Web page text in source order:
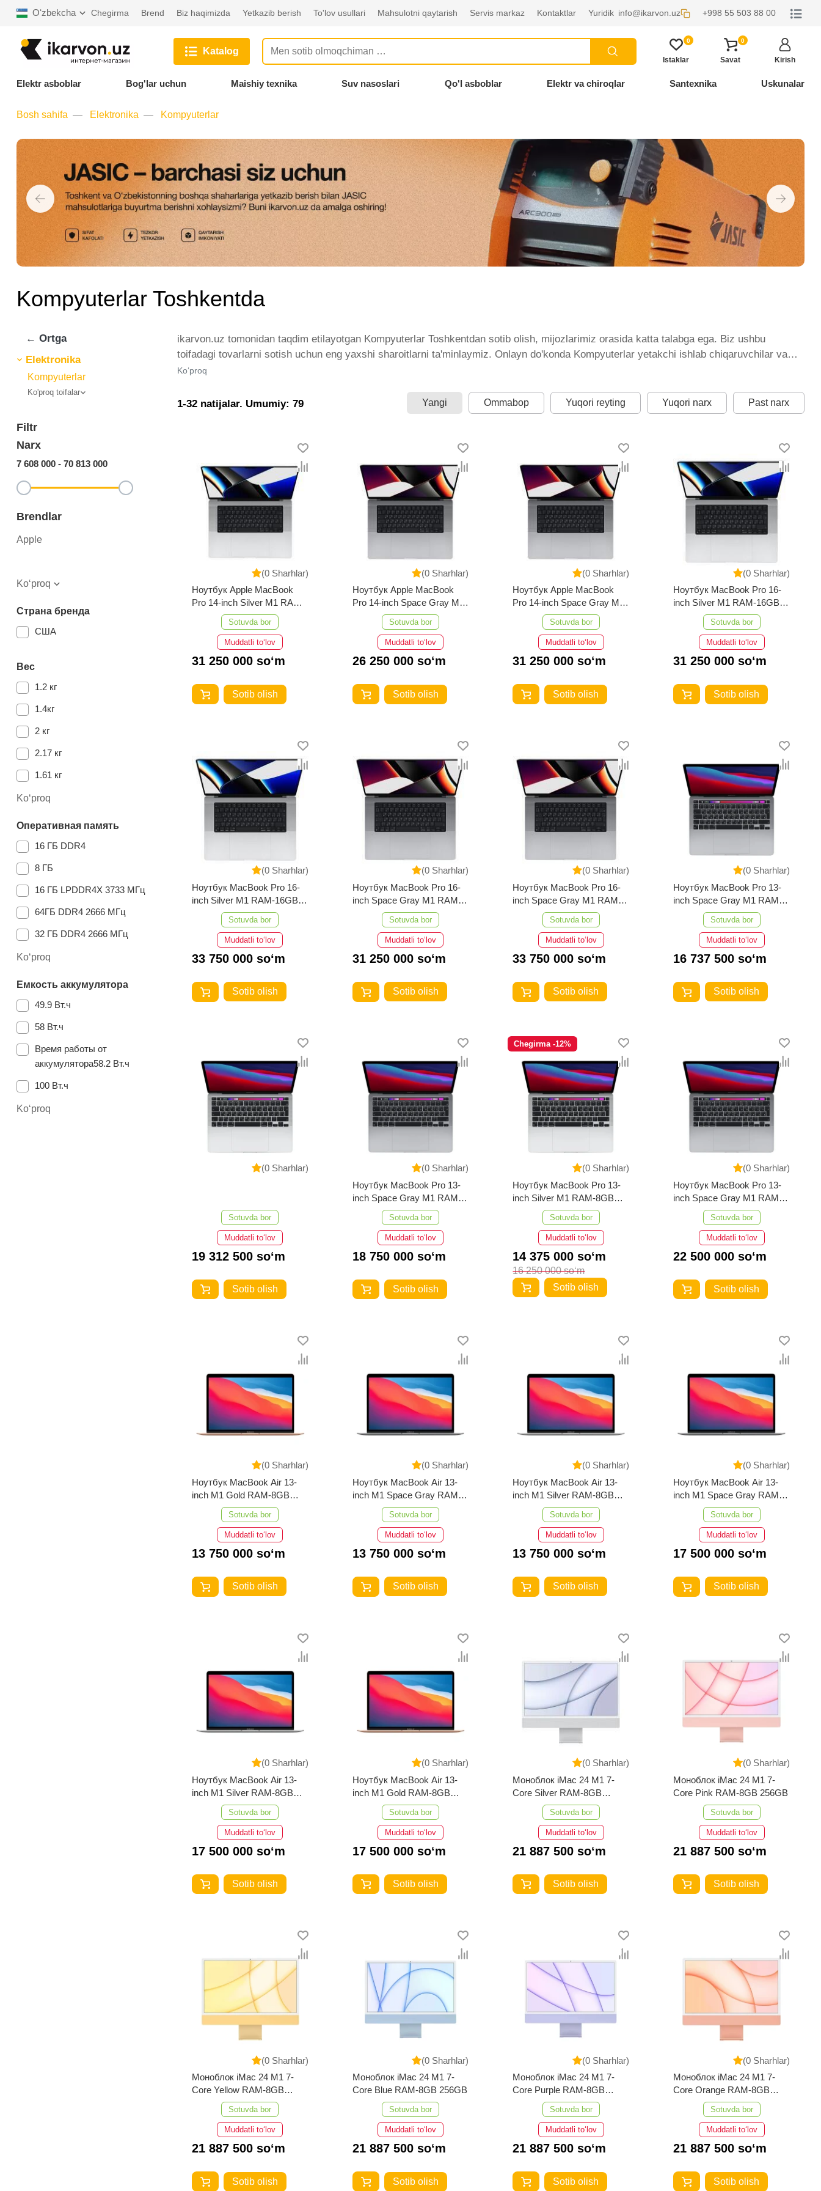
Oʻzbekcha Chegirma Brend Biz haqimizda Yetkazib berish To'lov usullari Mahsulotni qaytarish Servis markaz Kontaktlar Yuridik info@ikarvon.uz +998 55 503 88 00
Katalog
0
Istaklar
0
Savat Kirish
Elektr asboblar Bog'lar uchun Maishiy texnika Suv nasoslari Qo'l asboblar Elektr va chiroqlar Santexnika Uskunalar
Bosh sahifa Elektronika Kompyuterlar
Kompyuterlar Toshkentda
← Ortga
Elektronika
Kompyuterlar
Ko'proq toifalar
Filtr
Narx
7 608 000 - 70 813 000
Brendlar
Apple
Ko‘proq
Страна бренда
США
Вес
1.2 кг
1.4кг
2 кг
2.17 кг
1.61 кг
Ko‘proq
Оперативная память
16 ГБ DDR4
8 ГБ
16 ГБ LPDDR4X 3733 МГц
64ГБ DDR4 2666 МГц
32 ГБ DDR4 2666 МГц
32ГБ DDR4 2666 МГц
16 ГБ
Ko‘proq
Емкость аккумулятора
49.9 Вт.ч
58 Вт.ч
Время работы от
аккумулятора58.2 Вт.ч
100 Вт.ч
Ko‘proq
ikarvon.uz tomonidan taqdim etilayotgan Kompyuterlar Toshkentdan sotib olish, mijozlarimiz orasida katta talabga ega. Biz ushbu
toifadagi tovarlarni sotish uchun eng yaxshi sharoitlarni ta'minlaymiz. Onlayn do'konda Kompyuterlar yetakchi ishlab chiqaruvchilar va
brendlar tomonidan taqdim etilgan bo'lib, ularning ro'yxati doimiy ravishda kengayib bormoqda. Biz butun mamlakat bo'ylab tovarlarni
Kompyuterlar - bu eng keng narxlar oralig'i. Va bu yerda Kompyuterlar toifasidagi har bir element uchun optimal narx mavjud.
Ko‘proq
1-32 natijalar. Umumiy: 79 Yangi Ommabop Yuqori reyting Yuqori narx Past narx
(0 Sharhlar)
Ноутбук Apple MacBook
Pro 14-inch Silver M1 RAM-
16GB 1TB
Sotuvda bor
Muddatli to‘lov
31 250 000 so‘m
Sotib olish
(0 Sharhlar)
Ноутбук Apple MacBook
Pro 14-inch Space Gray M1
RAM-16GB 512GB
Sotuvda bor
Muddatli to‘lov
26 250 000 so‘m
Sotib olish
(0 Sharhlar)
Ноутбук Apple MacBook
Pro 14-inch Space Gray M1
RAM-16GB 1TB
Sotuvda bor
Muddatli to‘lov
31 250 000 so‘m
Sotib olish
(0 Sharhlar)
Ноутбук MacBook Pro 16-
inch Silver M1 RAM-16GB
Sotuvda bor
Muddatli to‘lov
31 250 000 so‘m
Sotib olish
(0 Sharhlar)
Ноутбук MacBook Pro 16-
inch Silver M1 RAM-16GB
Sotuvda bor
Muddatli to‘lov
33 750 000 so‘m
Sotib olish
(0 Sharhlar)
Ноутбук MacBook Pro 16-
inch Space Gray M1 RAM-
16GB 512GB
Sotuvda bor
Muddatli to‘lov
31 250 000 so‘m
Sotib olish
(0 Sharhlar)
Ноутбук MacBook Pro 16-
inch Space Gray M1 RAM-
16GB 1TB
Sotuvda bor
Muddatli to‘lov
33 750 000 so‘m
Sotib olish
(0 Sharhlar)
Ноутбук MacBook Pro 13-
inch Space Gray M1 RAM-
8GB 256GB
Sotuvda bor
Muddatli to‘lov
16 737 500 so‘m
Sotib olish
(0 Sharhlar)
Sotuvda bor
Muddatli to‘lov
19 312 500 so‘m
Sotib olish
(0 Sharhlar)
Ноутбук MacBook Pro 13-
inch Space Gray M1 RAM-
8GB 512GB
Sotuvda bor
Muddatli to‘lov
18 750 000 so‘m
Sotib olish
(0 Sharhlar)
Chegirma -12%
Ноутбук MacBook Pro 13-
inch Silver M1 RAM-8GB
Sotuvda bor
Muddatli to‘lov
14 375 000 so‘m
16 250 000 so‘m
Sotib olish
(0 Sharhlar)
Ноутбук MacBook Pro 13-
inch Space Gray M1 RAM-
8GB 1TB
Sotuvda bor
Muddatli to‘lov
22 500 000 so‘m
Sotib olish
(0 Sharhlar)
Ноутбук MacBook Air 13-
inch M1 Gold RAM-8GB
Sotuvda bor
Muddatli to‘lov
13 750 000 so‘m
Sotib olish
(0 Sharhlar)
Ноутбук MacBook Air 13-
inch M1 Space Gray RAM-
8GB 256GB
Sotuvda bor
Muddatli to‘lov
13 750 000 so‘m
Sotib olish
(0 Sharhlar)
Ноутбук MacBook Air 13-
inch M1 Silver RAM-8GB
Sotuvda bor
Muddatli to‘lov
13 750 000 so‘m
Sotib olish
(0 Sharhlar)
Ноутбук MacBook Air 13-
inch M1 Space Gray RAM-
8GB 512GB
Sotuvda bor
Muddatli to‘lov
17 500 000 so‘m
Sotib olish
(0 Sharhlar)
Ноутбук MacBook Air 13-
inch M1 Silver RAM-8GB
Sotuvda bor
Muddatli to‘lov
17 500 000 so‘m
Sotib olish
(0 Sharhlar)
Ноутбук MacBook Air 13-
inch M1 Gold RAM-8GB
Sotuvda bor
Muddatli to‘lov
17 500 000 so‘m
Sotib olish
(0 Sharhlar)
Моноблок iMac 24 M1 7-
Core Silver RAM-8GB
Sotuvda bor
Muddatli to‘lov
21 887 500 so‘m
Sotib olish
(0 Sharhlar)
Моноблок iMac 24 M1 7-
Core Pink RAM-8GB 256GB
Sotuvda bor
Muddatli to‘lov
21 887 500 so‘m
Sotib olish
(0 Sharhlar)
Моноблок iMac 24 M1 7-
Core Yellow RAM-8GB
Sotuvda bor
Muddatli to‘lov
21 887 500 so‘m
Sotib olish
(0 Sharhlar)
Моноблок iMac 24 M1 7-
Core Blue RAM-8GB 256GB
Sotuvda bor
Muddatli to‘lov
21 887 500 so‘m
Sotib olish
(0 Sharhlar)
Моноблок iMac 24 M1 7-
Core Purple RAM-8GB
Sotuvda bor
Muddatli to‘lov
21 887 500 so‘m
Sotib olish
(0 Sharhlar)
Моноблок iMac 24 M1 7-
Core Orange RAM-8GB
Sotuvda bor
Muddatli to‘lov
21 887 500 so‘m
Sotib olish